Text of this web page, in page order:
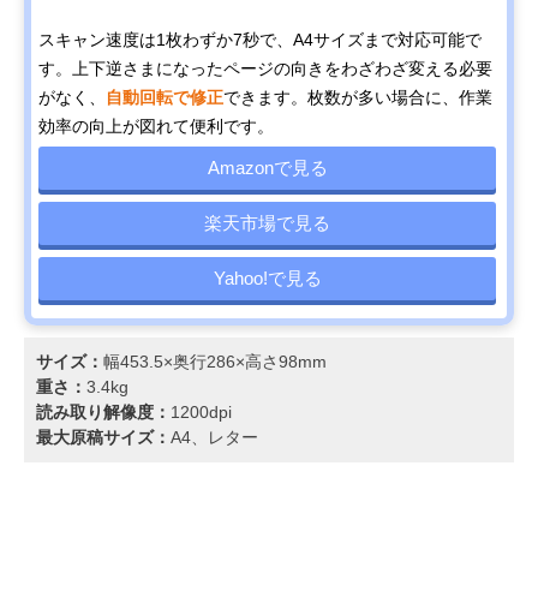
スキャン速度は1枚わずか7秒で、A4サイズまで対応可能で
す。上下逆さまになったページの向きをわざわざ変える必要
がなく、
自動回転で修正できます。枚数が多い場合に、作業
効率の向上が図れて便利です。
Amazonで見る
楽天市場で見る
Yahoo!で見る
サイズ： 幅453.5×奥行286×高さ98mm
重さ： 3.4kg
読み取り解像度： 1200dpi
最大原稿サイズ： A4、レター